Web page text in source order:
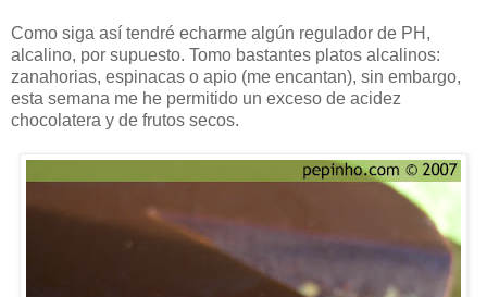
Como siga así tendré echarme algún regulador de PH,
alcalino, por supuesto. Tomo bastantes platos alcalinos:
zanahorias, espinacas o apio (me encantan), sin embargo,
esta semana me he permitido un exceso de acidez
chocolatera y de frutos secos.